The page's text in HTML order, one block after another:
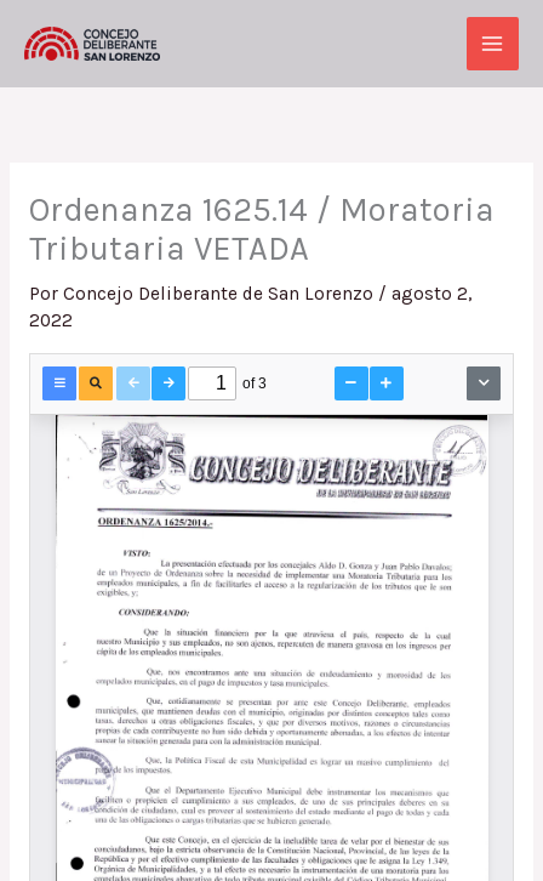
Main
Ordenanza 1625.14 / Moratoria
Tributaria VETADA
Por Concejo Deliberante de San Lorenzo / agosto 2,
2022